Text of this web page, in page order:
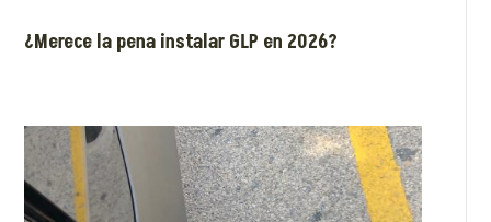
¿Merece la pena instalar GLP en 2026?